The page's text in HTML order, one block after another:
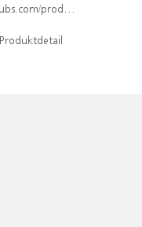
isin/DE000WA4Y690
Produktdetail